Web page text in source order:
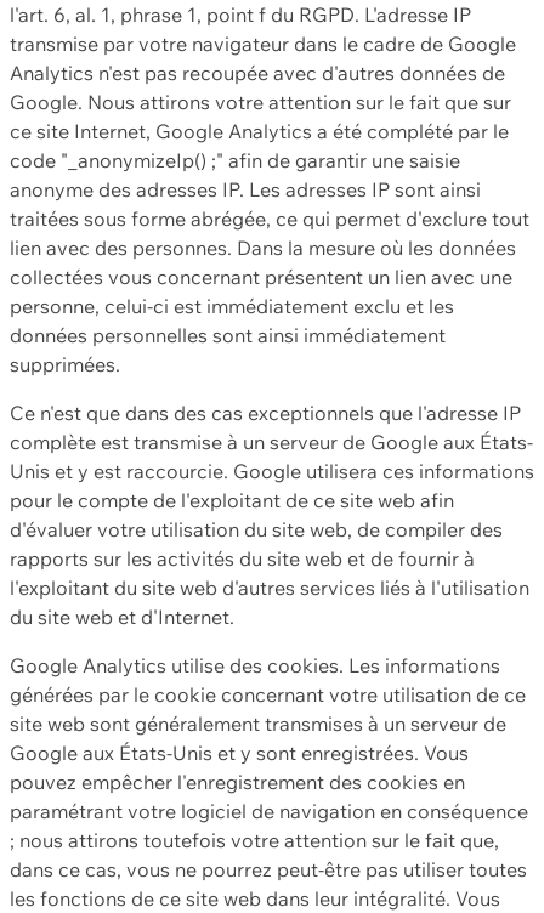
l'art. 6, al. 1, phrase 1, point f du RGPD. L'adresse IP
transmise par votre navigateur dans le cadre de Google
Analytics n'est pas recoupée avec d'autres données de
Google. Nous attirons votre attention sur le fait que sur
ce site Internet, Google Analytics a été complété par le
code "_anonymizeIp() ;" afin de garantir une saisie
anonyme des adresses IP. Les adresses IP sont ainsi
traitées sous forme abrégée, ce qui permet d'exclure tout
lien avec des personnes. Dans la mesure où les données
collectées vous concernant présentent un lien avec une
personne, celui-ci est immédiatement exclu et les
données personnelles sont ainsi immédiatement
supprimées.
Ce n'est que dans des cas exceptionnels que l'adresse IP
complète est transmise à un serveur de Google aux États-
Unis et y est raccourcie. Google utilisera ces informations
pour le compte de l'exploitant de ce site web afin
d'évaluer votre utilisation du site web, de compiler des
rapports sur les activités du site web et de fournir à
l'exploitant du site web d'autres services liés à l'utilisation
du site web et d'Internet.
Google Analytics utilise des cookies. Les informations
générées par le cookie concernant votre utilisation de ce
site web sont généralement transmises à un serveur de
Google aux États-Unis et y sont enregistrées. Vous
pouvez empêcher l'enregistrement des cookies en
paramétrant votre logiciel de navigation en conséquence
; nous attirons toutefois votre attention sur le fait que,
dans ce cas, vous ne pourrez peut-être pas utiliser toutes
les fonctions de ce site web dans leur intégralité. Vous